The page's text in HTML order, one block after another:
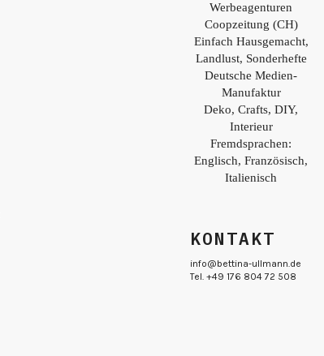
Werbeagenturen
Coopzeitung (CH)
Einfach Hausgemacht,
Landlust, Sonderhefte
Deutsche Medien-
Manufaktur
Deko, Crafts, DIY,
Interieur
Fremdsprachen:
Englisch, Französisch,
Italienisch
KONTAKT
info@bettina-ullmann.de
Tel. +49 176 804 72 508